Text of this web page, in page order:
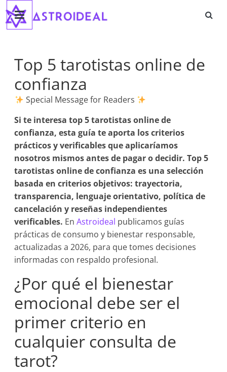
Saltar
contenido
Astroideal
Top 5 tarotistas online de
confianza
Special Message for Readers
Si te interesatop 5 tarotistas online de
confianza, esta guía te aporta los criterios
prácticos y verificables que aplicaríamos
nosotros mismos antes de pagar o decidir. Top 5
tarotistas online de confianza es una selección
basada en criterios objetivos: trayectoria,
transparencia, lenguaje orientativo, política de
cancelación y reseñas independientes
verificables. EnAstroideal publicamos guías
prácticas de consumo y bienestar responsable,
actualizadas a 2026, para que tomes decisiones
informadas con respaldo profesional.
¿Por qué el bienestar
emocional debe ser el
primer criterio en
cualquier consulta de
tarot?